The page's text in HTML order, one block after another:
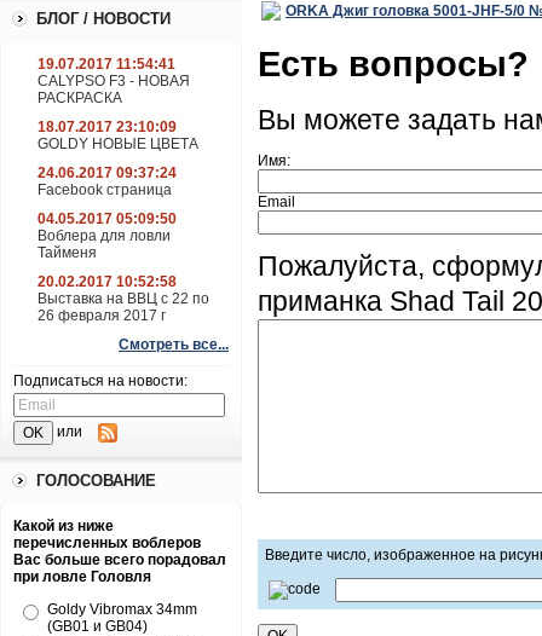
БЛОГ / НОВОСТИ
19.07.2017 11:54:41
CALYPSO F3 - НОВАЯ
РАСКРАСКА
18.07.2017 23:10:09
GOLDY НОВЫЕ ЦВЕТА
24.06.2017 09:37:24
Facebook страница
04.05.2017 05:09:50
Воблера для ловли
Тайменя
20.02.2017 10:52:58
Выставка на ВВЦ с 22 по
26 февраля 2017 г
Смотреть все...
Подписаться на новости:
или
ГОЛОСОВАНИЕ
Какой из ниже
перечисленных воблеров
Вас больше всего порадовал
при ловле Головля
Goldy Vibromax 34mm
(GB01 и GB04)
ORKA Джиг головка 5001-JHF-5/0
Есть вопросы?
Вы можете задать
Имя:
Email
Пожалуйста,
приманка Shad Tail
Введите число, изображенное на